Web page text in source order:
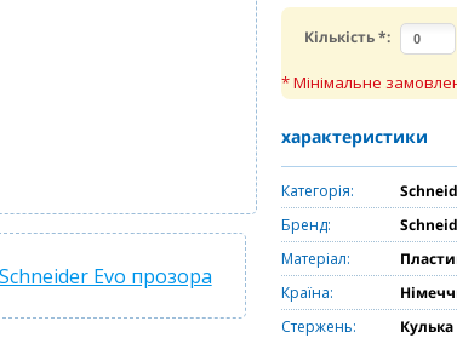
Кількість*:
* Мінімальне
характеристики
Категорія:
Бренд:
Матеріал:
Країна:
Стержень:
Кулька